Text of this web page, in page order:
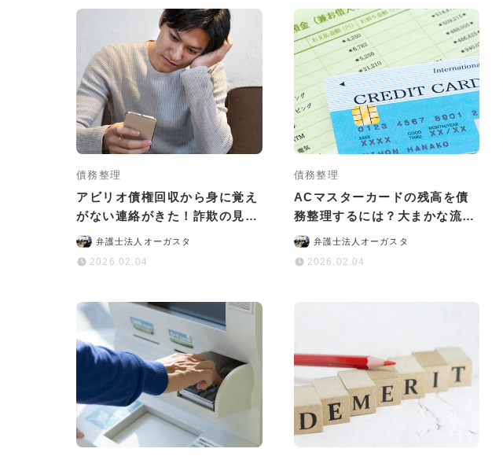
債務整理
アビリオ債権回収から身に覚え
がない連絡がきた！詐欺の見分
け方や正しい対処法を解説
弁護士法人オーガスタ
2026.02.04
債務整理
ACマスターカードの残高を債
務整理するには？大まかな流れ
やデメリットなどを解説
弁護士法人オーガスタ
2026.02.04